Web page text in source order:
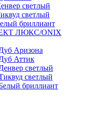
светлый
светлый
бриллиант
ЛЮКС/ONIX
Аризона
Аттик
светлый
светлый
бриллиант